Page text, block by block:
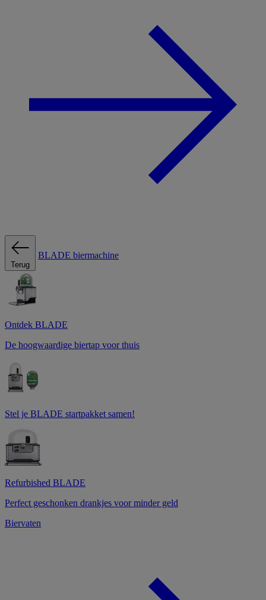
Terug
BLADE biermachine
Ontdek BLADE
De hoogwaardige biertap voor thuis
Stel je BLADE startpakket samen!
Refurbished BLADE
Perfect geschonken drankjes voor minder geld
Biervaten